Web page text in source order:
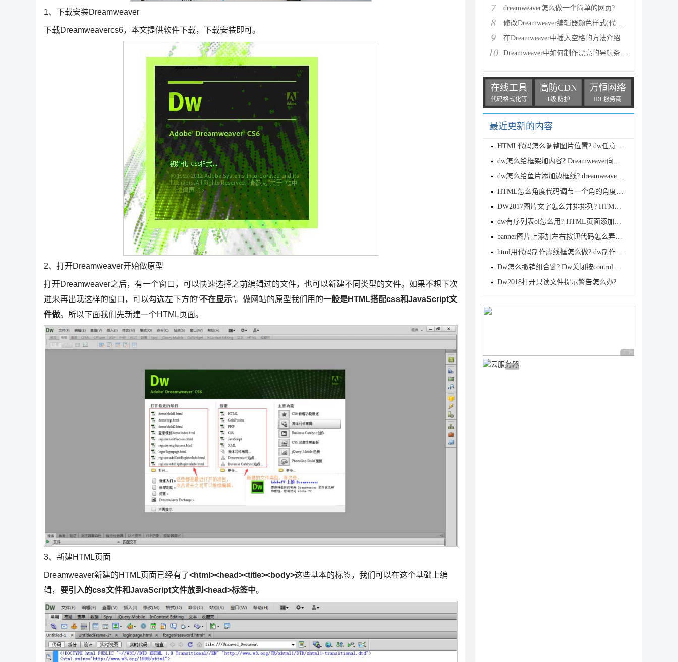
1、下载安装Dreamweaver
下载Dreamweavercs6，本文提供软件下载，下载安装即可。
2、打开Dreamweaver开始做原型
打开Dreamweaver之后，有一个窗口，可以快速选择之前编辑过的文件，也可以新建不同类型的文件。如果不想下次
进来再出现这样的窗口，可以勾选左下方的“不在显示”。做网站的原型我们用的一般是HTML搭配css和JavaScript文
件做。所以下面我们先新建一个HTML页面。
3、新建HTML页面
Dreamweaver新建的HTML页面已经有了<html><head><title><body>这些基本的标签，我们可以在这个基础上编
辑， 要引入的css文件和JavaScript文件放到<head>标签中。
7 dreamweaver怎么做一个简单的网页?
8 修改Dreamweaver编辑器颜色样式(代码颜色)
9 在Dreamweaver中插入空格的方法介绍
10 Dreamweaver中如何制作漂亮的导航条按钮
在线工具
代码格式化等
高防CDN
T级 防护
万恒网络
IDC服务商
最近更新的内容
HTML代码怎么调整图片位置? dw任意改变浏览器窗口图片
dw怎么给框架加内容? Dreamweaver向框架中添加内容的
dw怎么给鱼片添加边框线? dreamweaver图片添加边框的
HTML怎么角度代码调节一个角的角度? dw调节一个角的角
DW2017图片文字怎么并排排列? HTML图片/文字并排排列
dw有序列表ol怎么用? HTML页面添加有序列表ol的教程
banner图片上添加左右按钮代码怎么弄? HTML制作banner
html用代码制作虚线框怎么做? dw制作虚线圆圈的技巧
Dw怎么撤销组合键? Dw关闭按control组合键显示新建文
Dw2018打开只读文件提示警告怎么办?
广告 商业广告，理性
广告 商业广告，理性选择